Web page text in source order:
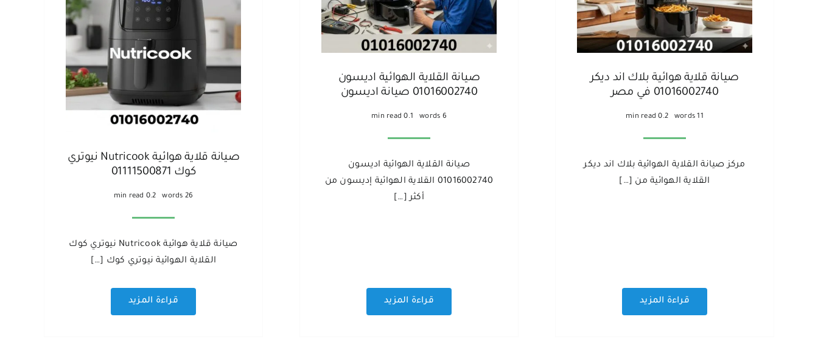
صيانة قلاية هوائية بلاك اند ديكر
01016002740 في مصر
11 words
0.2 min read
مركز صيانة القلاية الهوائية بلاك اند ديكر
القلاية الهوائية من […]
قراءة المزيد
صيانة القلاية الهوائية اديسون
01016002740 صيانة اديسون
6 words
0.1 min read
صيانة القلاية الهوائية اديسون
01016002740 القلاية الهوائية إديسون من
أكثر […]
قراءة المزيد
صيانة قلاية هوائية Nutricook نيوتري
كوك 01111500871
26 words
0.2 min read
صيانة قلاية هوائية Nutricook نيوتري كوك
القلاية الهوائية نيوتري كوك […]
قراءة المزيد